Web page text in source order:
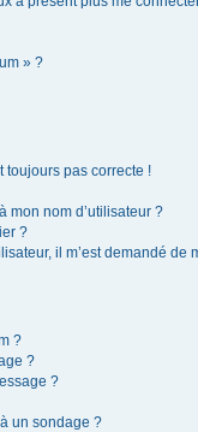
» ?
toujours pas correcte !
mon nom d’utilisateur ?
?
il m’est demandé de
?
?
?
un sondage ?